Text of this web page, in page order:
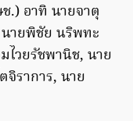
.) อาทิ นายจาตุ
ายพิชัย นริพทะ
วยรัชพานิช, นาย
จิราการ, นาย